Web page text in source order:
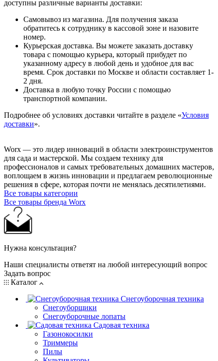
доступны различные варианты доставки:
Самовывоз из магазина. Для получения заказа
обратитесь к сотруднику в кассовой зоне и назовите
номер.
Курьерская доставка. Вы можете заказать доставку
товара с помощью курьера, который прибудет по
указанному адресу в любой день и удобное для вас
время. Срок доставки по Москве и области составляет 1-
2 дня.
Доставка в любую точку России с помощью
транспортной компании.
Подробнее об условиях доставки читайте в разделе «Условия
доставки».
Worx — это лидер инноваций в области электроинструментов
для сада и мастерcкой. Мы создаем технику для
профессионалов и самых требовательных домашних мастеров,
воплощаем в жизнь инновации и предлагаем революционные
решения в сфере, которая почти не менялась десятилетиями.
Все товары категории
Все товары бренда Worx
Нужна консультация?
Наши специалисты ответят на любой интересующий вопрос
Задать вопрос
Каталог
Снегоуборочная техника
Снегоуборщики
Снегоуборочные лопаты
Садовая техника
Газонокосилки
Триммеры
Пилы